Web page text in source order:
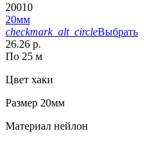
20010
20мм
checkmark_alt_circleВыбрать
26.26 р.
По 25 м
Цвет хаки
Размер 20мм
Материал нейлон